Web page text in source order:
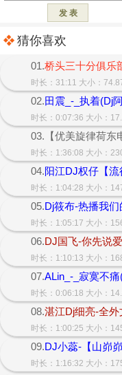
猜你喜欢
01.桥头三十分俱乐
时长：31:11 大小：
02.田震_-_执着(Dj
时长：0:07:36 大小：
03.【优美旋律荷东
时长：1:36:08 大小：
04.阳江DJ权仔【
时长：1:04:28 大小：
05.Dj筱布-热播我
时长：1:05:17 大小：
06.DJ国飞-你先说
时长：1:10:13 大小：
07.ALin_-_寂寞不
时长：0:06:18 大小：
08.湛江Dj细亮-全外
时长：1:00:25 大小：
09.DJ小蕊-【山峁
时长：1:16:32 大小：